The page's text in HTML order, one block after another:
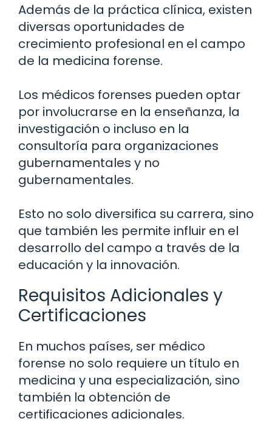
Además de la práctica clínica, existen
diversas oportunidades de
crecimiento profesional en el campo
de la medicina forense.
Los médicos forenses pueden optar
por involucrarse en la enseñanza, la
investigación o incluso en la
consultoría para organizaciones
gubernamentales y no
gubernamentales.
Esto no solo diversifica su carrera, sino
que también les permite influir en el
desarrollo del campo a través de la
educación y la innovación.
Requisitos Adicionales y
Certificaciones
En muchos países, ser médico
forense no solo requiere un título en
medicina y una especialización, sino
también la obtención de
certificaciones adicionales.